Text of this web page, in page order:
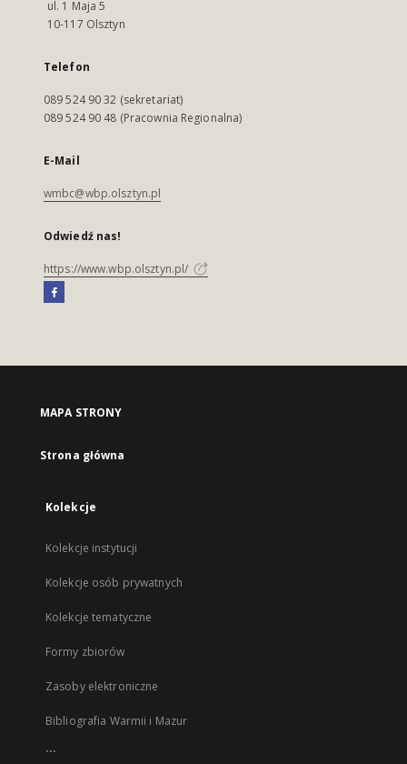
ul. 1 Maja 5
10-117 Olsztyn
Telefon
089 524 90 32 (sekretariat)
089 524 90 48 (Pracownia Regionalna)
E-Mail
wmbc@wbp.olsztyn.pl
Odwiedź nas!
https://www.wbp.olsztyn.pl/
MAPA STRONY
Strona główna
Kolekcje
Kolekcje instytucji
Kolekcje osób prywatnych
Kolekcje tematyczne
Formy zbiorów
Zasoby elektroniczne
Bibliografia Warmii i Mazur
...